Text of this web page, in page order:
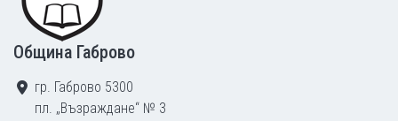
Община Габрово
гр. Габрово 5300
пл. „Възраждане“ № 3